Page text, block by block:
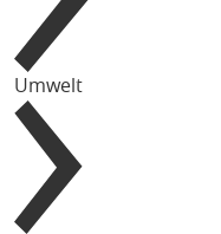
Umwelt